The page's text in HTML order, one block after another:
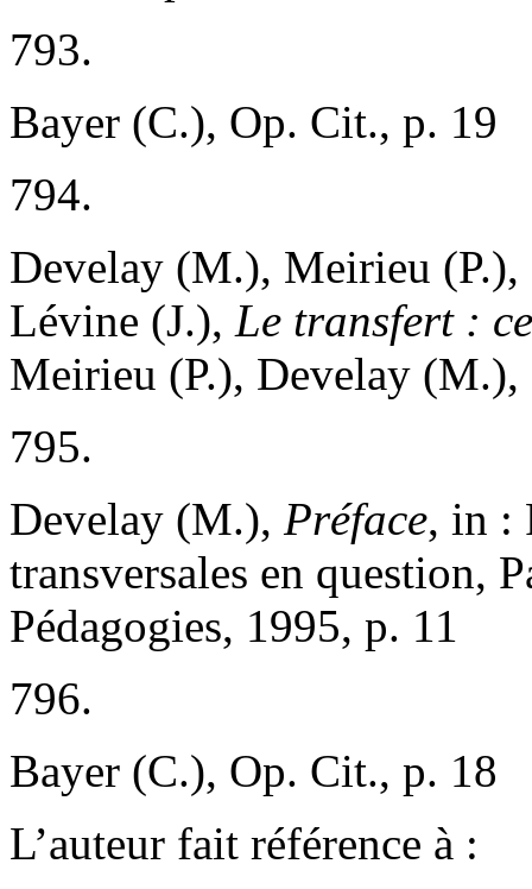
793.
Bayer (C.), Op. Cit., p. 19
794.
Develay (M.), Meirieu (P.),
Lévine (J.), Le transfert :
Meirieu (P.), Develay
795.
Develay (M.), Préface, in :
transversales en question,
Pédagogies, 1995, p. 11
796.
Bayer (C.), Op. Cit., p. 18
L’auteur fait référence à :